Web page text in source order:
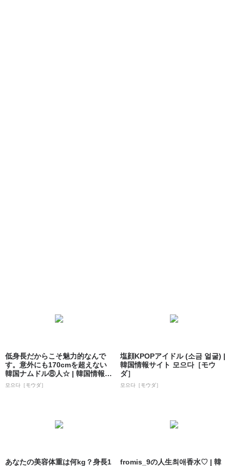
低身長だからこそ魅力的なんで
す。意外にも170cmを超えない
韓国ナムドル⑧人☆ | 韓国情報サ
イト...
모으다［モウダ］
塩顔KPOPアイドル (소금 얼굴) |
韓国情報サイト 모으다［モウ
ダ］
모으다［モウダ］
あなたの美容体重は何kg？身長1 fromis_9の人生최애香水♡ | 韓